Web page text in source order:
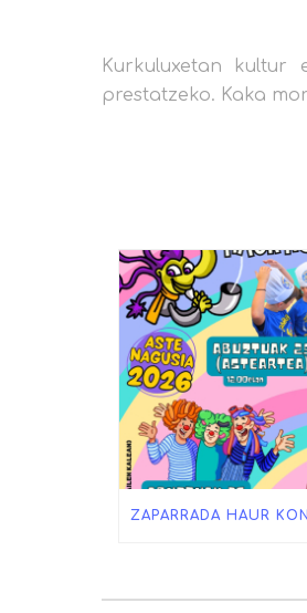
Kurkuluxetan
prestatzeko. Kaka